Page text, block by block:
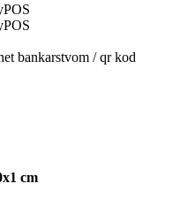
bankarstvom / qr kod
cm